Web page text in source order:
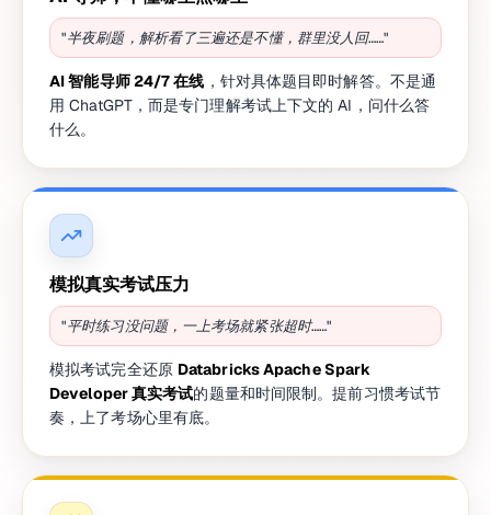
"半夜刷题，解析看了三遍还是不懂，群里没人回……"
AI 智能导师 24/7 在线 ，针对具体题目即时解答。不是通
用 ChatGPT，而是专门理解考试上下文的 AI，问什么答
什么。
模拟真实考试压力
"平时练习没问题，一上考场就紧张超时……"
模拟考试完全还原 Databricks Apache Spark
Developer 真实考试的题量和时间限制。提前习惯考试节
奏，上了考场心里有底。